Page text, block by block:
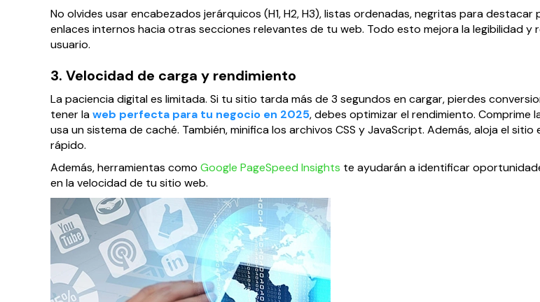
No olvides usar encabezados jerárquicos (H1, H2, H3), listas ordenadas, negritas para destacar
enlaces internos hacia otras secciones relevantes de tu web. Todo esto mejora la legibilidad y
usuario.
3. Velocidad de carga y rendimiento
La paciencia digital es limitada. Si tu sitio tarda más de 3 segundos en cargar, pierdes
tener laweb perfecta para tu negocio en 2025, debes optimizar el rendimiento. Comprime
usa un sistema de caché. También, minifica los archivos CSS y JavaScript. Además, aloja el sitio
rápido.
Además, herramientas como Google PageSpeed Insights te ayudarán a identificar
en la velocidad de tu sitio web.